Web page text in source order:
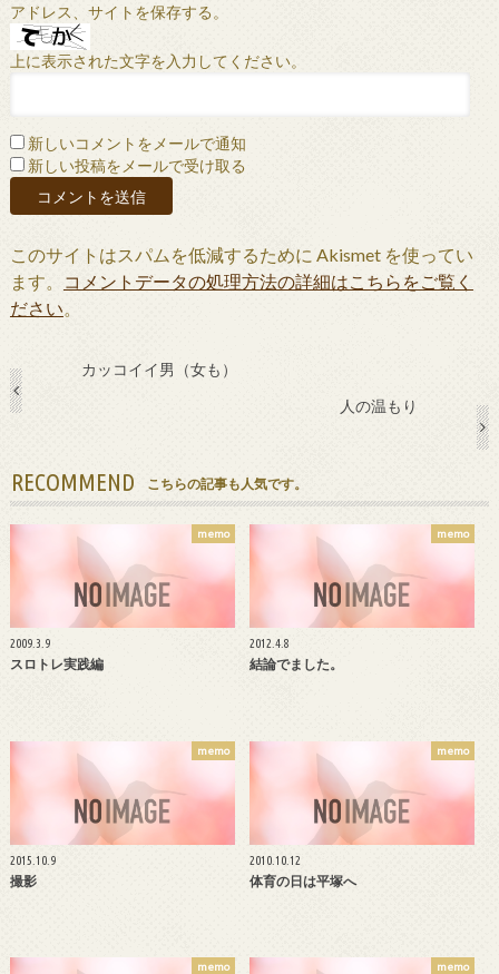
アドレス、サイトを保存する。
上に表示された文字を入力してください。
新しいコメントをメールで通知
新しい投稿をメールで受け取る
このサイトはスパムを低減するために Akismet を使ってい
ます。
コメントデータの処理方法の詳細はこちらをご覧く
ださい
カッコイイ男（女も）
人の温もり
RECOMMEND こちらの記事も人気です。
memo
2009.3.9
スロトレ実践編
memo
2012.4.8
結論でました。
memo
2015.10.9
撮影
memo
2010.10.12
体育の日は平塚へ
memo memo